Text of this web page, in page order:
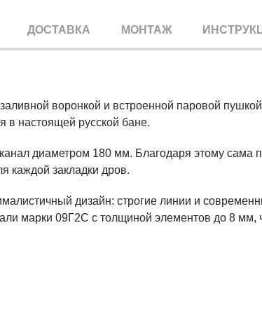
ДОСТАВКА МОНТАЖ
воронкой и встроенной паровой
в настоящей русской бане.
диаметром 180 мм. Благодаря этому сама
каждой закладки дров.
дизайн: строгие линии и
марки 09Г2С с толщиной элементов до 8